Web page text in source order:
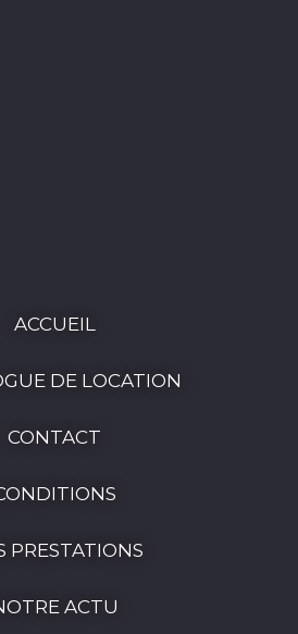
ACCUEIL
DE LOCATION
CONTACT
PRESTATIONS
ACTU